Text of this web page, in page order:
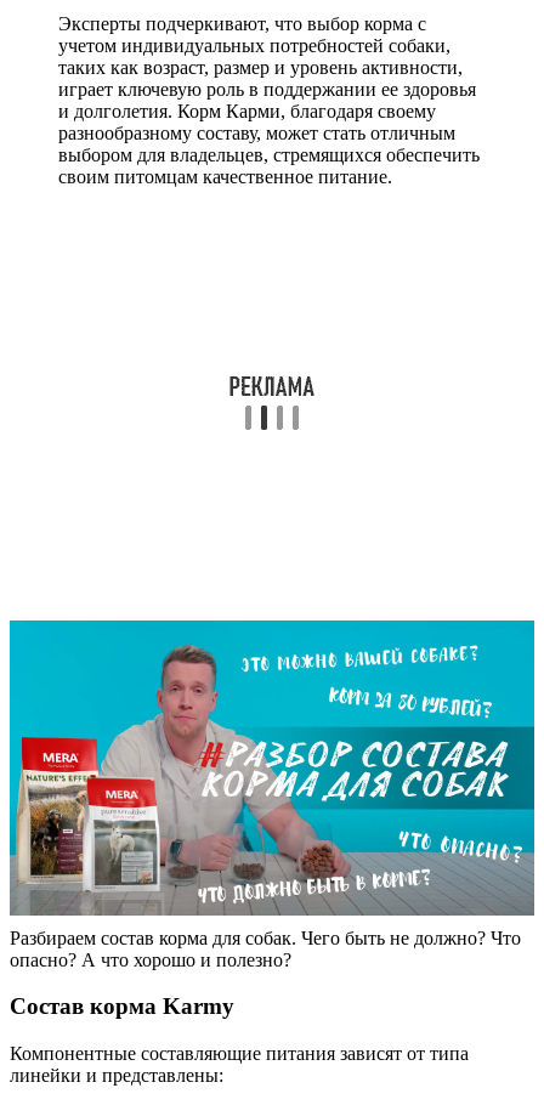
Эксперты подчеркивают, что выбор корма с
учетом индивидуальных потребностей собаки,
таких как возраст, размер и уровень активности,
играет ключевую роль в поддержании ее здоровья
и долголетия. Корм Карми, благодаря своему
разнообразному составу, может стать отличным
выбором для владельцев, стремящихся обеспечить
своим питомцам качественное питание.
Разбираем состав корма для собак. Чего быть не должно? Что
опасно? А что хорошо и полезно?
Состав корма Karmy
Компонентные составляющие питания зависят от типа
линейки и представлены: